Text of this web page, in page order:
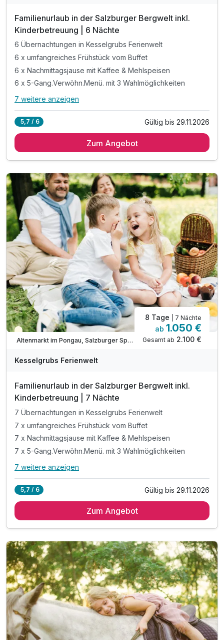
Familienurlaub in der Salzburger Bergwelt inkl.
Kinderbetreuung | 6 Nächte
6 Übernachtungen in Kesselgrubs Ferienwelt
6 x umfangreiches Frühstück vom Buffet
6 x Nachmittagsjause mit Kaffee & Mehlspeisen
6 x 5-Gang.Verwöhn.Menü. mit 3 Wahlmöglichkeiten
Alle Inklusivleistungen
6 x umfangreiches Frühstück vom Buffet
inkl. Kesselgrubs kleine, feine Wellnesswelt
inkl. Kesselgrubs Gesundheitswelt mit Vitaminkorb
inkl. Kesselgrubs Badetasche & Bademantel
inkl. Kesselgrubs.Abend.Bar. „s’Kessei“
inkl. Kesselinos Kinderwelt*
inkl. Kesselinos Kinderclub mit Bastelwerkstatt
inkl. Kesselinos Kinder.Abenteuer.Land im Freien
7 weitere anzeigen
5,7 / 6 Gültig bis 29.11.2026
Zum Angebot
Teilweise ausgelastet
Altenmarkt im Pongau, Salzburger Sportwelt
8 Tage | 7 Nächte
ab 1.050 €
Gesamt ab 2.100 €
Kesselgrubs Ferienwelt
Familienurlaub in der Salzburger Bergwelt inkl.
Kinderbetreuung | 7 Nächte
7 Übernachtungen in Kesselgrubs Ferienwelt
7 x umfangreiches Frühstück vom Buffet
7 x Nachmittagsjause mit Kaffee & Mehlspeisen
7 x 5-Gang.Verwöhn.Menü. mit 3 Wahlmöglichkeiten
Alle Inklusivleistungen
7 x umfangreiches Frühstück vom Buffet
inkl. Kesselgrubs kleine, feine Wellnesswelt
inkl. Kesselgrubs Gesundheitswelt mit Vitaminkorb
inkl. Kesselgrubs Badetasche & Bademantel
inkl. Kesselgrubs.Abend.Bar. „s’Kessei“
inkl. Kesselinos Kinderwelt*
inkl. Kesselinos Kinderclub mit Bastelwerkstatt
inkl. Kesselinos Kinder.Abenteuer.Land im Freien
7 weitere anzeigen
5,7 / 6 Gültig bis 29.11.2026
Zum Angebot